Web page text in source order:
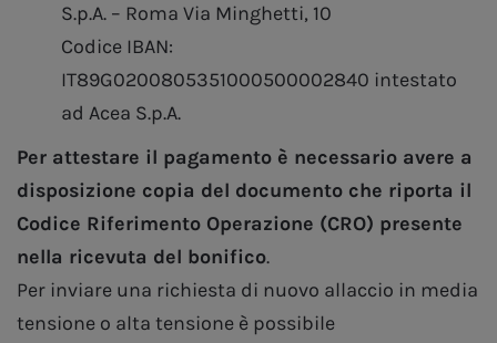
S.p.A. – Roma Via Minghetti, 10
Codice IBAN:
IT89G0200805351000500002840 intestato
ad Acea S.p.A.
Per attestare il pagamento è necessario avere a
disposizione copia del documento che riporta il
Codice Riferimento Operazione (CRO) presente
nella ricevuta del bonifico.
Per inviare una richiesta di nuovo allaccio in media
tensione o alta tensione è possibile